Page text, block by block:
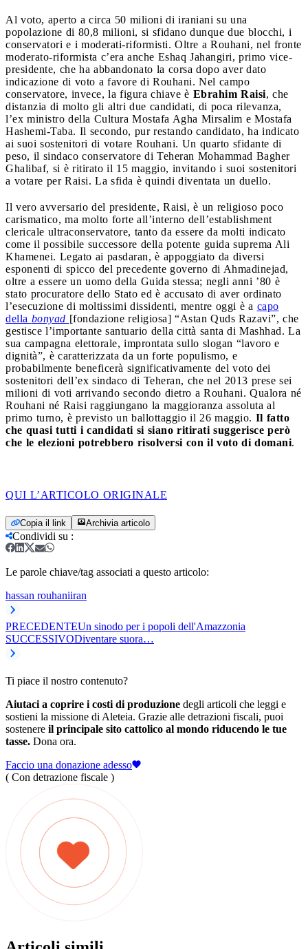
Al voto, aperto a circa 50 milioni di iraniani su una
popolazione di 80,8 milioni, si sfidano dunque due blocchi, i
conservatori e i moderati-riformisti. Oltre a Rouhani, nel fronte
moderato-riformista c’era anche Eshaq Jahangiri, primo vice-
presidente, che ha abbandonato la corsa dopo aver dato
indicazione di voto a favore di Rouhani. Nel campo
conservatore, invece, la figura chiave è Ebrahim Raisi, che
distanzia di molto gli altri due candidati, di poca rilevanza,
l’ex ministro della Cultura Mostafa Agha Mirsalim e Mostafa
Hashemi-Taba. Il secondo, pur restando candidato, ha indicato
ai suoi sostenitori di votare Rouhani. Un quarto sfidante di
peso, il sindaco conservatore di Teheran Mohammad Bagher
Ghalibaf, si è ritirato il 15 maggio, invitando i suoi sostenitori
a votare per Raisi. La sfida è quindi diventata un duello.
Il vero avversario del presidente, Raisi, è un religioso poco
carismatico, ma molto forte all’interno dell’establishment
clericale ultraconservatore, tanto da essere da molti indicato
come il possibile successore della potente guida suprema Ali
Khamenei. Legato ai pasdaran, è appoggiato da diversi
esponenti di spicco del precedente governo di Ahmadinejad,
oltre a essere un uomo della Guida stessa; negli anni ’80 è
stato procuratore dello Stato ed è accusato di aver ordinato
l’esecuzione di moltissimi dissidenti, mentre oggi è a capo
della bonyad [fondazione religiosa] “Astan Quds Razavi”, che
gestisce l’importante santuario della città santa di Mashhad. La
sua campagna elettorale, improntata sullo slogan “lavoro e
dignità”, è caratterizzata da un forte populismo, e
probabilmente beneficerà significativamente del voto dei
sostenitori dell’ex sindaco di Teheran, che nel 2013 prese sei
milioni di voti arrivando secondo dietro a Rouhani. Qualora né
Rouhani né Raisi raggiungano la maggioranza assoluta al
primo turno, è previsto un ballottaggio il 26 maggio. Il fatto
che quasi tutti i candidati si siano ritirati suggerisce però
che le elezioni potrebbero risolversi con il voto di domani.
QUI L’ARTICOLO ORIGINALE
Copia il link Archivia articolo
Condividi su :
Le parole chiave/tag associati a questo articolo:
hassan rouhaniiran
PRECEDENTEUn sinodo per i popoli dell'Amazzonia
SUCCESSIVODiventare suora…
Ti piace il nostro contenuto?
Aiutaci a coprire i costi di produzione degli articoli che leggi e
sostieni la missione di Aleteia. Grazie alle detrazioni fiscali, puoi
sostenere il principale sito cattolico al mondo riducendo le tue
tasse. Dona ora.
Faccio una donazione adesso
( Con detrazione fiscale )